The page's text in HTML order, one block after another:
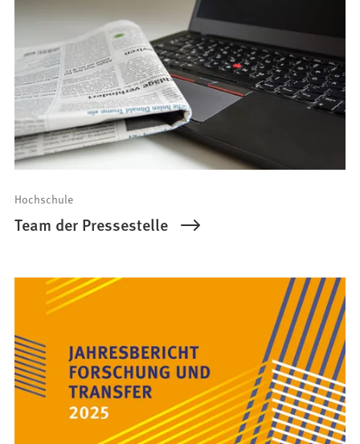
Hochschule
Team der Pressestelle